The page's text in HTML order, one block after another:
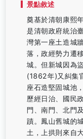
景點敘述
奠基於清朝康熙
是清朝政府統治
灣第一座土造城
落，政經勢力遷
城。但新城因為
(1862年)又糾集
座石造堅固城池
歷經日治、國民
門、南門、北門
蹟。鳳山舊城的
土，上拱則來自